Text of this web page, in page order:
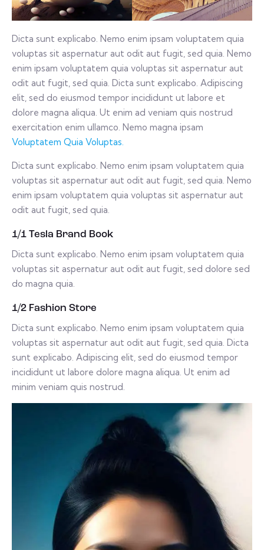
Dicta sunt explicabo. Nemo enim ipsam voluptatem quia
voluptas sit aspernatur aut odit aut fugit, sed quia. Nemo
enim ipsam voluptatem quia voluptas sit aspernatur aut
odit aut fugit, sed quia. Dicta sunt explicabo. Adipiscing
elit, sed do eiusmod tempor incididunt ut labore et
dolore magna aliqua. Ut enim ad veniam quis nostrud
exercitation enim ullamco. Nemo magna ipsam
Voluptatem Quia Voluptas.
Dicta sunt explicabo. Nemo enim ipsam voluptatem quia
voluptas sit aspernatur aut odit aut fugit, sed quia. Nemo
enim ipsam voluptatem quia voluptas sit aspernatur aut
odit aut fugit, sed quia.
1/1 Tesla Brand Book
Dicta sunt explicabo. Nemo enim ipsam voluptatem quia
voluptas sit aspernatur aut odit aut fugit, sed dolore sed
do magna quia.
1/2 Fashion Store
Dicta sunt explicabo. Nemo enim ipsam voluptatem quia
voluptas sit aspernatur aut odit aut fugit, sed quia. Dicta
sunt explicabo. Adipiscing elit, sed do eiusmod tempor
incididunt ut labore dolore magna aliqua. Ut enim ad
minim veniam quis nostrud.